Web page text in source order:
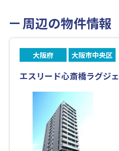
周辺の物件情報
大阪府 大阪市中央区
エスリード心斎橋ラグジェ